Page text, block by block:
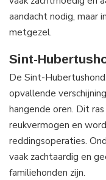
aandacht nodig, maar
metgezel.
Sint-
De Sint-
opvallende
hangende oren. Dit
reukvermogen en
reddingsoperaties.
vaak zachtaardig en
familiehonden zijn.